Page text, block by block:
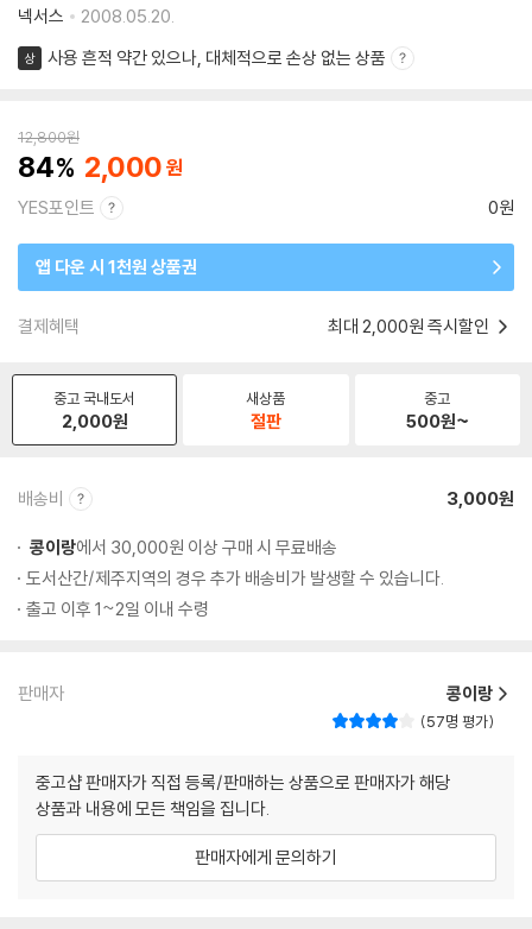
넥서스
2008.05.20.
상 사용 흔적 약간 있으나, 대체적으로 손상 없는 상품
12,800원
84 2,000
YES포인트 0원
앱 다운 시 1천원 상품권
결제혜택 최대 2,000원 즉시할인
중고 국내도서
2,000원
새상품
절판
중고
500원~
배송비 3,000원
콩이랑에서 30,000원 이상 구매 시 무료배송
도서산간/제주지역의 경우 추가 배송비가 발생할 수 있습니다.
출고 이후 1~2일 이내 수령
판매자 콩이랑
57명 평가
중고샵 판매자가 직접 등록/판매하는 상품으로 판매자가 해당
상품과 내용에 모든 책임을 집니다.
판매자에게 문의하기